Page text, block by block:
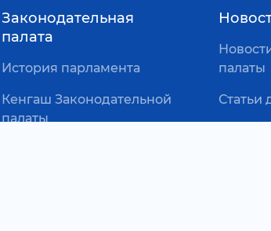
Законодательная
палата
История парламента
Кенгаш Законодательной
палаты
палаты
Статьи